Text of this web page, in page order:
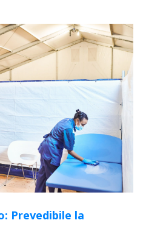
Prevedibile la